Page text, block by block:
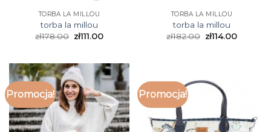
TORBA LA MILLOU
torba la millou
zł178.00 zł111.00
TORBA LA MILLOU
torba la millou
zł182.00 zł114.00
Promocja! Promocja!